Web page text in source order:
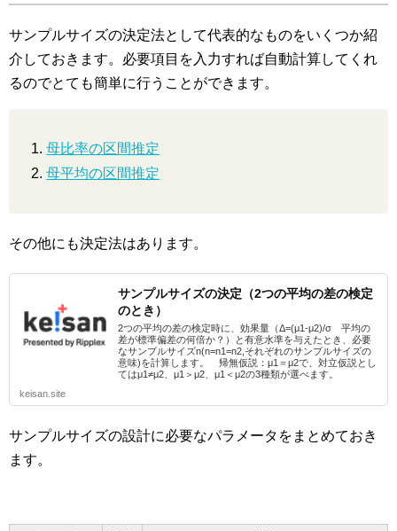
サンプルサイズの決定法として代表的なものをいくつか紹
介しておきます。必要項目を入力すれば自動計算してくれ
るのでとても簡単に行うことができます。
母比率の区間推定
母平均の区間推定
その他にも決定法はあります。
サンプルサイズの決定（2つの平均の差の検定
のとき）
2つの平均の差の検定時に、効果量（Δ=(μ1-μ2)/σ 平均の
差が標準偏差の何倍か？）と有意水準を与えたとき、必要
なサンプルサイズn(n=n1=n2,それぞれのサンプルサイズの
意味)を計算します。 帰無仮説：μ1＝μ2で、対立仮説とし
てはμ1≠μ2、μ1＞μ2、μ1＜μ2の3種類が選べます。
keisan.site
サンプルサイズの設計に必要なパラメータをまとめておき
ます。